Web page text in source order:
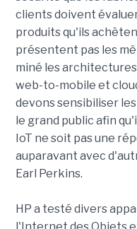
clients doivent
produits qu'ils
présentent pas les
miné les
web-to-mobile et
devons sensibiliser
le grand public afin
IoT ne soit pas une
auparavant avec
Earl Perkins.
HP a testé divers